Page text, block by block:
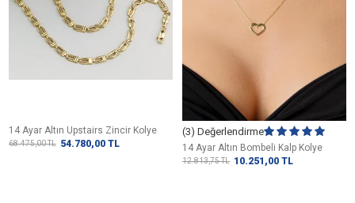
14 Ayar Altın Upstairs Zincir Kolye
68.475,00TL 54.780,00 TL
(3) Değerlendirme
14 Ayar Altın Bombeli Kalp Kolye
12.813,75TL 10.251,00 TL